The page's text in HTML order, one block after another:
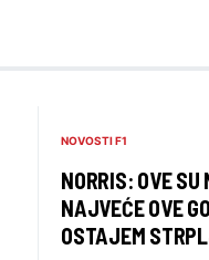
NOVOSTI F1
NORRIS: OVE
NAJVEĆE OVE
OSTAJEM